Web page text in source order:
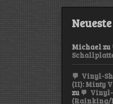
Michaelzu
Vinyl-
(II): Minty
zu
(Rainking/